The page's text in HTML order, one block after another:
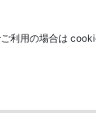
利用の場合は